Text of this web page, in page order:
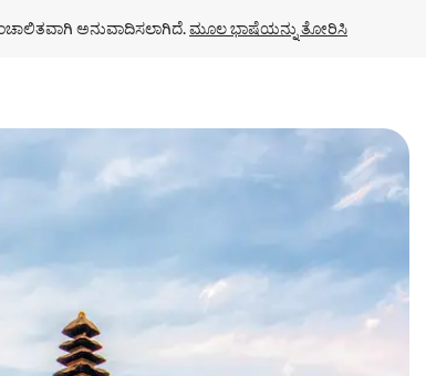
ಅನುವಾದಿಸಲಾಗಿದೆ. ಮೂಲ ಭಾಷೆಯನ್ನು ತೋರಿಸಿ